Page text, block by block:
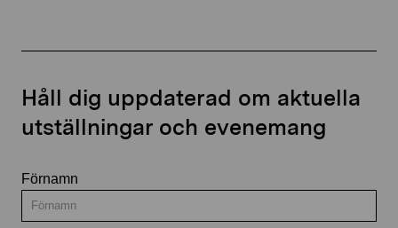
Håll dig uppdaterad om aktuella
utställningar och evenemang
Förnamn